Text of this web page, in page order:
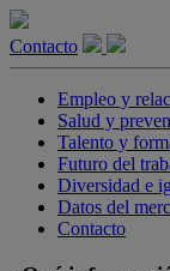
Contacto
Empleo y
Salud y
Talento y
Futuro del
Diversidad e
Datos del
Contacto